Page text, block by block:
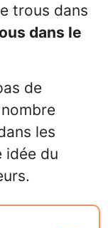
trous dans
dans le
de
les
idée du